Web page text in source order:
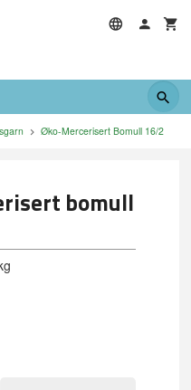
Øko-Mercerisert Bomull 16/2
bomull